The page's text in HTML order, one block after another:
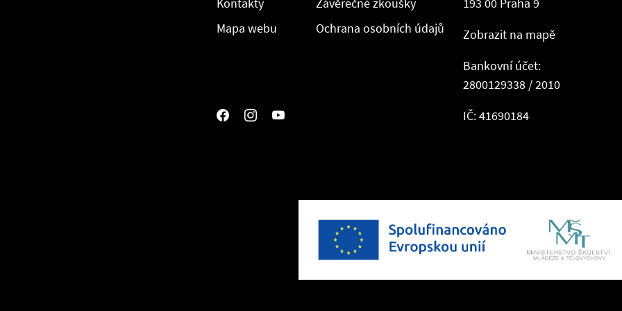
Mapa webu
Ochrana osobních údajů
Zobrazit na mapě
Bankovní účet:
2800129338 / 2010
IČ: 41690184